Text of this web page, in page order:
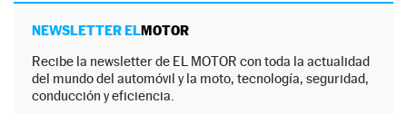
NEWSLETTER ELMOTOR
Recibe la newsletter de EL MOTOR con toda la actualidad
del mundo del automóvil y la moto, tecnología, seguridad,
conducción y eficiencia.